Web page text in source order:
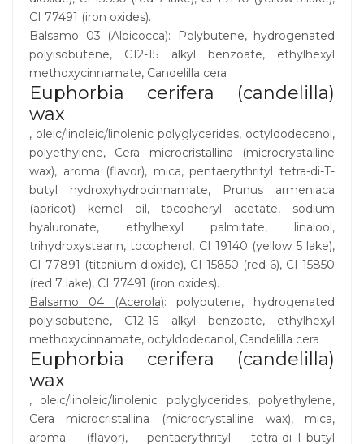
CI 77491 (iron oxides).
Balsamo 03 (Albicocca): Polybutene, hydrogenated
polyisobutene, C12-15 alkyl benzoate, ethylhexyl
methoxycinnamate, Candelilla cera
Euphorbia cerifera (candelilla)
wax
, oleic/linoleic/linolenic polyglycerides, octyldodecanol,
polyethylene, Cera microcristallina (microcrystalline
wax), aroma (flavor), mica, pentaerythrityl tetra-di-T-
butyl hydroxyhydrocinnamate, Prunus armeniaca
(apricot) kernel oil, tocopheryl acetate, sodium
hyaluronate, ethylhexyl palmitate, linalool,
trihydroxystearin, tocopherol, CI 19140 (yellow 5 lake),
CI 77891 (titanium dioxide), CI 15850 (red 6), CI 15850
(red 7 lake), CI 77491 (iron oxides).
Balsamo 04 (Acerola): polybutene, hydrogenated
polyisobutene, C12-15 alkyl benzoate, ethylhexyl
methoxycinnamate, octyldodecanol, Candelilla cera
Euphorbia cerifera (candelilla)
wax
, oleic/linoleic/linolenic polyglycerides, polyethylene,
Cera microcristallina (microcrystalline wax), mica,
aroma (flavor), pentaerythrityl tetra-di-T-butyl